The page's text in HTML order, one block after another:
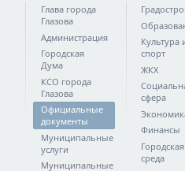
Глава города
Глазова
Администрация
Городская
Дума
КСО города
Глазова
Официальные
документы
Муниципальные
услуги
Муниципальные
Культура
спорт
ЖКХ
сфера
Финансы
Городская
среда